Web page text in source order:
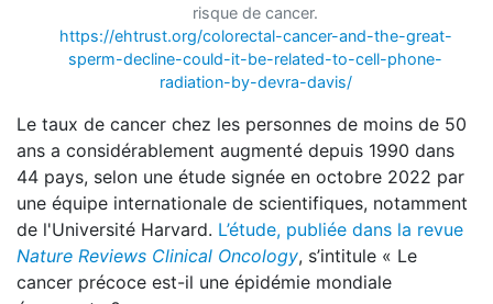
risque de cancer.
https://ehtrust.org/colorectal-cancer-and-the-great-
sperm-decline-could-it-be-related-to-cell-phone-
radiation-by-devra-davis/
Le taux de cancer chez les personnes de moins de 50
ans a considérablement augmenté depuis 1990 dans
44 pays, selon une étude signée en octobre 2022 par
une équipe internationale de scientifiques, notamment
de l'Université Harvard. L’étude, publiée dans la revue
Nature Reviews Clinical Oncology, s’intitule « Le
cancer précoce est-il une épidémie mondiale